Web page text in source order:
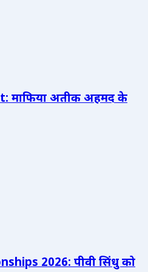
माफिया अतीक अहमद के
2026: पीवी सिंधु को